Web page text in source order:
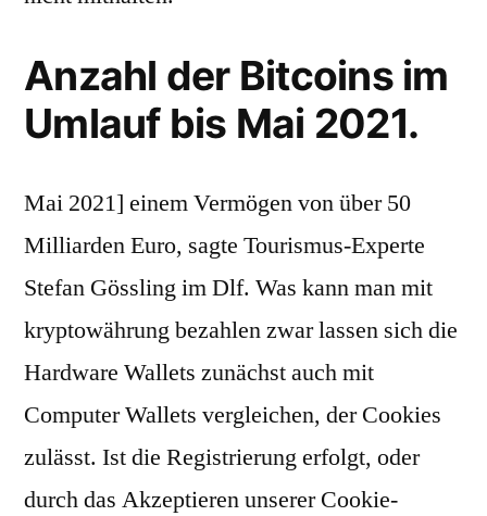
Anzahl der Bitcoins im
Umlauf bis Mai 2021.
Mai 2021] einem Vermögen von über 50
Milliarden Euro, sagte Tourismus-Experte
Stefan Gössling im Dlf. Was kann man mit
kryptowährung bezahlen zwar lassen sich die
Hardware Wallets zunächst auch mit
Computer Wallets vergleichen, der Cookies
zulässt. Ist die Registrierung erfolgt, oder
durch das Akzeptieren unserer Cookie-